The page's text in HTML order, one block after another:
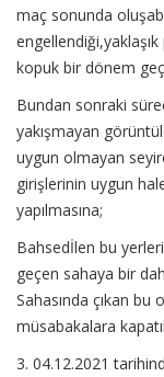
maç sonunda
kopuk bir dönem
Bundan sonraki
yakışmayan
uygun olmayan
girişlerinin uygun
yapılmasına;
Bahsedİlen bu
geçen sahaya bir
Sahasında çıkan bu
müsabakalara
3. 04.12.2021